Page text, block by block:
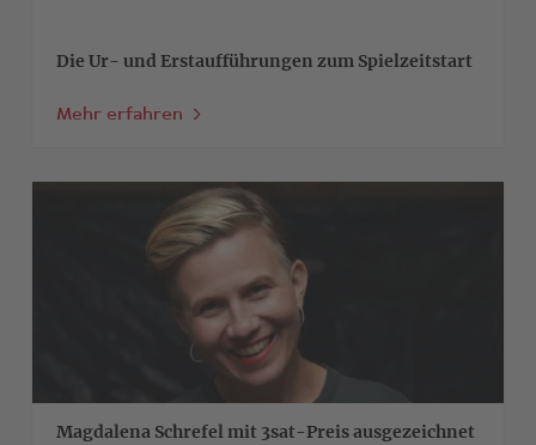
Die Ur- und Erstaufführungen zum Spielzeitstart
Mehr erfahren
Magdalena Schrefel mit 3sat-Preis ausgezeichnet